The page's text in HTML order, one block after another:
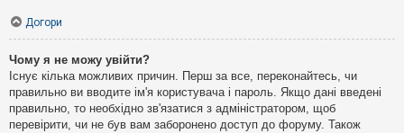
Догори
Чому я не можу увійти?
Існує кілька можливих причин. Перш за все, переконайтесь, чи
правильно ви вводите ім'я користувача і пароль. Якщо дані введені
правильно, то необхідно зв'язатися з адміністратором, щоб
перевірити, чи не був вам заборонено доступ до форуму. Також